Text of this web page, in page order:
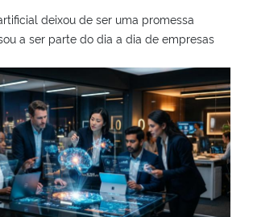
deixou de ser uma promessa
a ser parte do dia a dia de empresas